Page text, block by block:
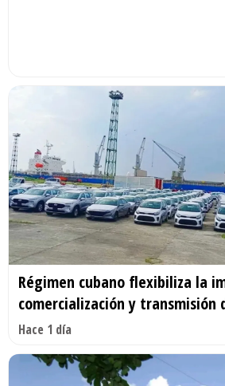
Régimen cubano flexibiliza la
comercialización y transmisión
Hace 1 día